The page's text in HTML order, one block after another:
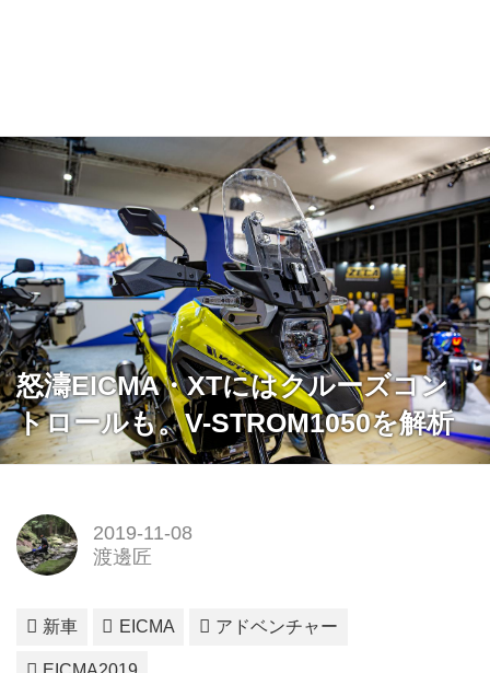
怒濤EICMA・XTにはクルーズコン
トロールも。V-STROM1050を解析
2019-11-08
渡邊匠
新車 EICMA アドベンチャー